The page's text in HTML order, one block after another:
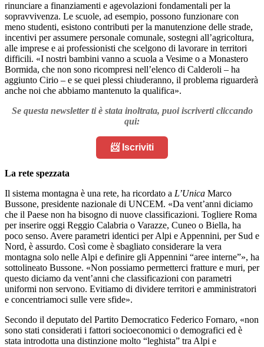
rinunciare a finanziamenti e agevolazioni fondamentali per la
sopravvivenza. Le scuole, ad esempio, possono funzionare con
meno studenti, esistono contributi per la manutenzione delle strade,
incentivi per assumere personale comunale, sostegni all’agricoltura,
alle imprese e ai professionisti che scelgono di lavorare in territori
difficili. «I nostri bambini vanno a scuola a Vesime o a Monastero
Bormida, che non sono ricompresi nell’elenco di Calderoli – ha
aggiunto Cirio – e se quei plessi chiuderanno, il problema riguarderà
anche noi che abbiamo mantenuto la qualifica».
Se questa newsletter ti è stata inoltrata, puoi iscriverti cliccando
qui:
📨 Iscriviti
La rete spezzata
Il sistema montagna è una rete, ha ricordato a L’Unica Marco
Bussone, presidente nazionale di UNCEM. «Da vent’anni diciamo
che il Paese non ha bisogno di nuove classificazioni. Togliere Roma
per inserire oggi Reggio Calabria o Varazze, Cuneo o Biella, ha
poco senso. Avere parametri identici per Alpi e Appennini, per Sud e
Nord, è assurdo. Così come è sbagliato considerare la vera
montagna solo nelle Alpi e definire gli Appennini “aree interne”», ha
sottolineato Bussone. «Non possiamo permetterci fratture e muri, per
questo diciamo da vent’anni che classificazioni con parametri
uniformi non servono. Evitiamo di dividere territori e amministratori
e concentriamoci sulle vere sfide».
Secondo il deputato del Partito Democratico Federico Fornaro, «non
sono stati considerati i fattori socioeconomici o demografici ed è
stata introdotta una distinzione molto “leghista” tra Alpi e